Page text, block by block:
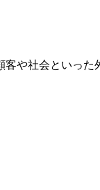
や社会といっ